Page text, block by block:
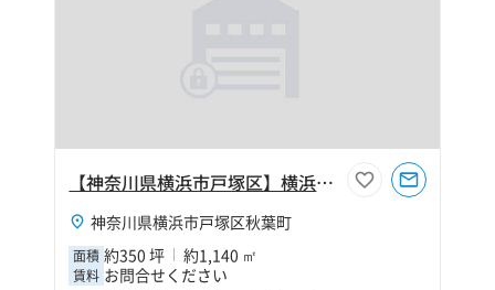
【神奈川県横浜市戸塚区】横浜市戸塚区秋葉町350坪倉庫
神奈川県横浜市戸塚区秋葉町
面積 約350 坪 約1,140 ㎡
賃料 お問合せください